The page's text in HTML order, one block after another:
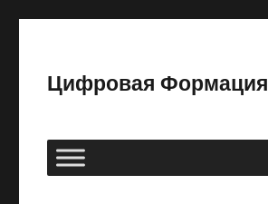
Цифровая Формация